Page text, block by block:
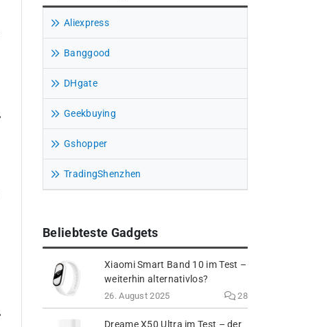
Aliexpress
Banggood
DHgate
Geekbuying
Gshopper
TradingShenzhen
Beliebteste Gadgets
Xiaomi Smart Band 10 im Test –
weiterhin alternativlos?
26. August 2025 28